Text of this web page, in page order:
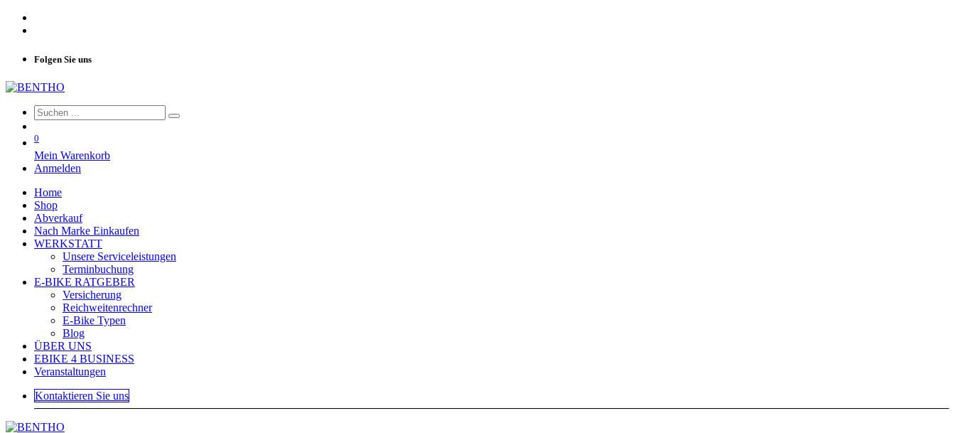
Folgen Sie uns
0
Mein Warenkorb
Anmelden
Home
Shop
Abverkauf
Nach Marke Einkaufen
WERKSTATT
Unsere Serviceleistungen
Terminbuchung
E-BIKE RATGEBER
Versicherung
Reichweitenrechner
E-Bike Typen
Blog
ÜBER UNS
EBIKE 4 BUSINESS
Veranstaltungen
Kontaktieren Sie uns